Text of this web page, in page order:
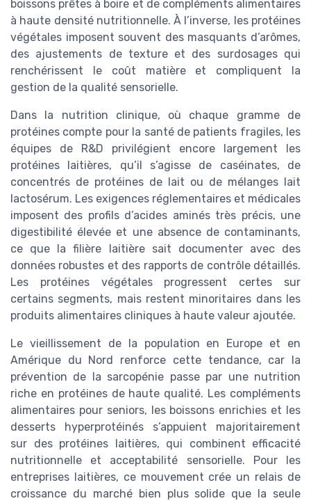
boissons prêtes à boire et de compléments alimentaires
à haute densité nutritionnelle. À l’inverse, les protéines
végétales imposent souvent des masquants d’arômes,
des ajustements de texture et des surdosages qui
renchérissent le coût matière et compliquent la
gestion de la qualité sensorielle.
Dans la nutrition clinique, où chaque gramme de
protéines compte pour la santé de patients fragiles, les
équipes de R&D privilégient encore largement les
protéines laitières, qu’il s’agisse de caséinates, de
concentrés de protéines de lait ou de mélanges lait
lactosérum. Les exigences réglementaires et médicales
imposent des profils d’acides aminés très précis, une
digestibilité élevée et une absence de contaminants,
ce que la filière laitière sait documenter avec des
données robustes et des rapports de contrôle détaillés.
Les protéines végétales progressent certes sur
certains segments, mais restent minoritaires dans les
produits alimentaires cliniques à haute valeur ajoutée.
Le vieillissement de la population en Europe et en
Amérique du Nord renforce cette tendance, car la
prévention de la sarcopénie passe par une nutrition
riche en protéines de haute qualité. Les compléments
alimentaires pour seniors, les boissons enrichies et les
desserts hyperprotéinés s’appuient majoritairement
sur des protéines laitières, qui combinent efficacité
nutritionnelle et acceptabilité sensorielle. Pour les
entreprises laitières, ce mouvement crée un relais de
croissance du marché bien plus solide que la seule